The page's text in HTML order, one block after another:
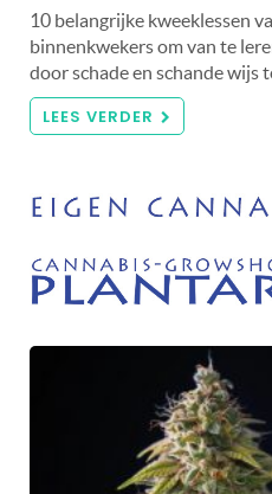
10 belangrijke kweeklessen
binnenkwekers om van te
door schade en schande wijs
LEES VERDER